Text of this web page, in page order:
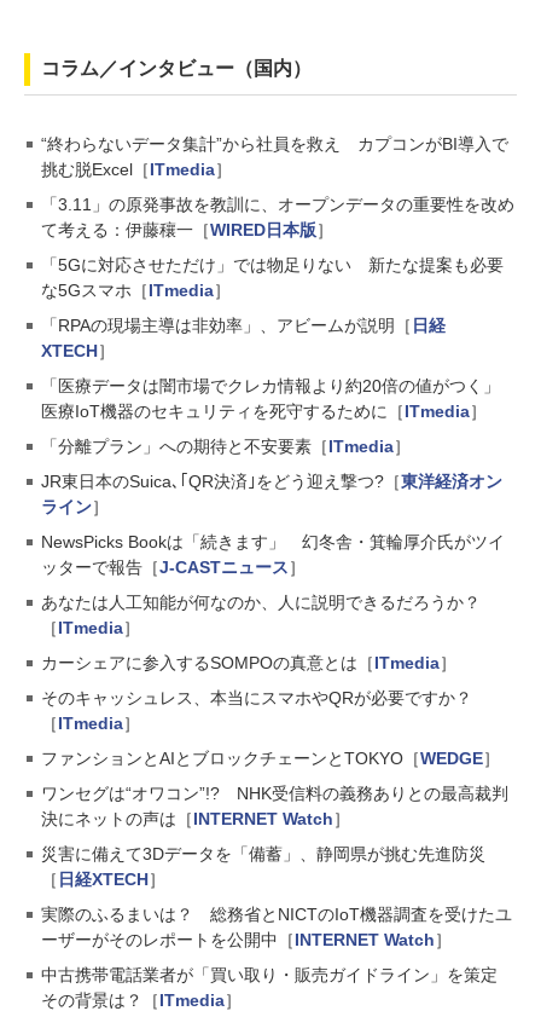
コラム／インタビュー（国内）
“終わらないデータ集計”から社員を救え カプコンがBI導入で
挑む脱Excel［ITmedia］
「3.11」の原発事故を教訓に、オープンデータの重要性を改め
て考える：伊藤穰一［WIRED日本版］
「5Gに対応させただけ」では物足りない 新たな提案も必要
な5Gスマホ［ITmedia］
「RPAの現場主導は非効率」、アビームが説明［ 日経
XTECH］
「医療データは闇市場でクレカ情報より約20倍の値がつく」
医療IoT機器のセキュリティを死守するために［ITmedia］
「分離プラン」への期待と不安要素［ITmedia］
JR東日本のSuica､｢QR決済｣をどう迎え撃つ?［東洋経済オン
ライン］
NewsPicks Bookは「続きます」 幻冬舎・箕輪厚介氏がツイ
ッターで報告［J-CASTニュース］
あなたは人工知能が何なのか、人に説明できるだろうか？
［ITmedia］
カーシェアに参入するSOMPOの真意とは［ITmedia］
そのキャッシュレス、本当にスマホやQRが必要ですか？
［ITmedia］
ファンションとAIとブロックチェーンとTOKYO［WEDGE］
ワンセグは“オワコン”!? NHK受信料の義務ありとの最高裁判
決にネットの声は［INTERNET Watch］
災害に備えて3Dデータを「備蓄」、静岡県が挑む先進防災
［ 日経XTECH］
実際のふるまいは？ 総務省とNICTのIoT機器調査を受けたユ
ーザーがそのレポートを公開中［INTERNET Watch］
中古携帯電話業者が「買い取り・販売ガイドライン」を策定
その背景は？［ITmedia］